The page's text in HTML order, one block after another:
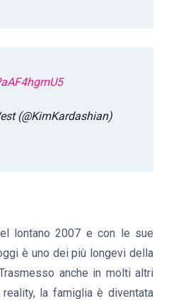
(@KimKardashian)
lontano 2007 e con le sue
è uno dei più longevi della
anche in molti altri
la famiglia è diventata